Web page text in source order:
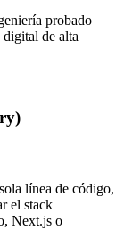
probado
de alta
línea de código,
el stack
Next.js o